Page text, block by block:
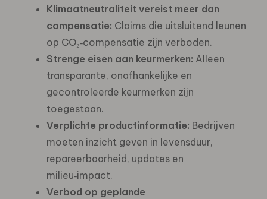
Klimaatneutraliteit vereist meer dan
compensatie: Claims die uitsluitend leunen
op CO₂‑compensatie zijn verboden.
Strenge eisen aan keurmerken: Alleen
transparante, onafhankelijke en
gecontroleerde keurmerken zijn
toegestaan.
Verplichte productinformatie: Bedrijven
moeten inzicht geven in levensduur,
repareerbaarheid, updates en
milieu‑impact.
Verbod op geplande